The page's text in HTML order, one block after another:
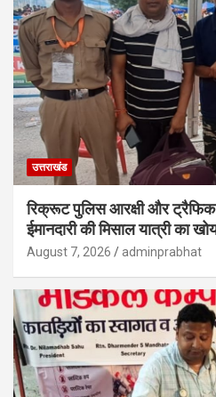
उत्तराखंड
रिक्रूट पुलिस आरक्षी और
ईमानदारी की मिसाल यात्री का
August 7, 2026 adminprabhat